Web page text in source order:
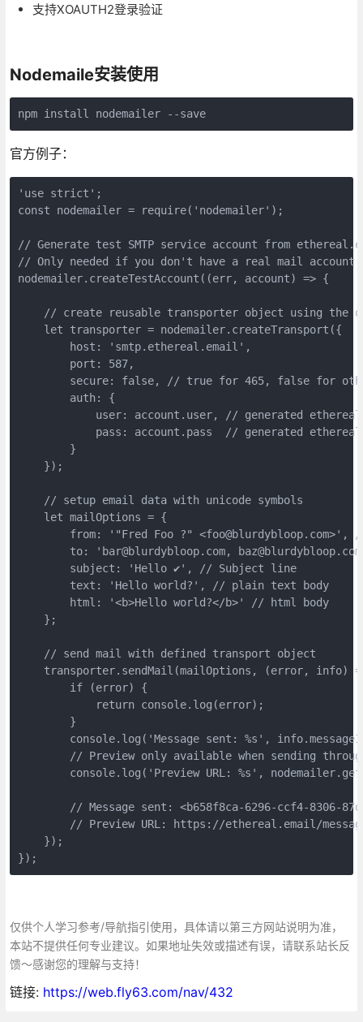
支持XOAUTH2登录验证
Nodemaile安装使用
npm install nodemailer --save
官方例子：
'use strict';
const nodemailer = require('nodemailer');
// Generate test SMTP service account from
// Only needed if you don't have a real mail
nodemailer.createTestAccount((err, account) => {
// create reusable transporter object using the
    let transporter = nodemailer.createTransport({
        host: 'smtp.ethereal.email',
        port: 587,
secure: false, // true for 465, false for
        auth: {
user: account.user, // generated
pass: account.pass  // generated
        }
    });
    // setup email data with unicode symbols
    let mailOptions = {
from: '"Fred Foo ?" <foo@blurdybloop.com>',
to: 'bar@blurdybloop.com,
        subject: 'Hello ✔', // Subject line
        text: 'Hello world?', // plain text body
        html: '<b>Hello world?</b>' // html body
    };
    // send mail with defined transport object
transporter.sendMail(mailOptions, (error, info)
        if (error) {
            return console.log(error);
        }
console.log('Message sent: %s',
// Preview only available when sending
console.log('Preview URL: %s',
// Message sent: <b658f8ca-6296-ccf4-8306-
// Preview URL: https://ethereal.email/
    });
});
仅供个人学习参考/导航指引使用，具体请以第三方网站说明为准，
本站不提供任何专业建议。如果地址失效或描述有误，请联系站长反
馈～感谢您的理解与支持！
链接: https://web.fly63.com/nav/432